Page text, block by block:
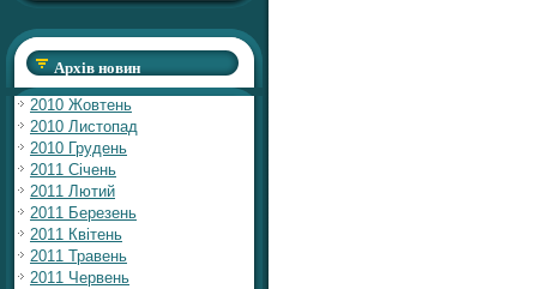
Архів новин
2010 Жовтень
2010 Листопад
2010 Грудень
2011 Січень
2011 Лютий
2011 Березень
2011 Квітень
2011 Травень
2011 Червень